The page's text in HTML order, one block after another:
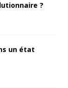
?
un état